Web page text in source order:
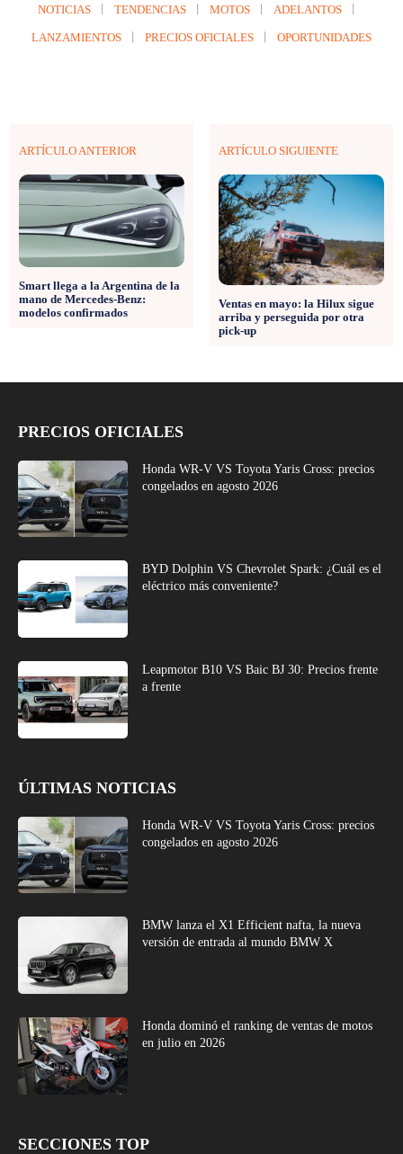
NOTICIAS TENDENCIAS MOTOS ADELANTOS
LANZAMIENTOS PRECIOS OFICIALES OPORTUNIDADES
ARTÍCULO ANTERIOR
Smart llega a la Argentina de la
mano de Mercedes-Benz:
modelos confirmados
ARTÍCULO SIGUIENTE
Ventas en mayo: la Hilux sigue
arriba y perseguida por otra
pick-up
PRECIOS OFICIALES
Honda WR-V VS Toyota Yaris Cross: precios
congelados en agosto 2026
BYD Dolphin VS Chevrolet Spark: ¿Cuál es el
eléctrico más conveniente?
Leapmotor B10 VS Baic BJ 30: Precios frente
a frente
ÚLTIMAS NOTICIAS
Honda WR-V VS Toyota Yaris Cross: precios
congelados en agosto 2026
BMW lanza el X1 Efficient nafta, la nueva
versión de entrada al mundo BMW X
Honda dominó el ranking de ventas de motos
en julio en 2026
SECCIONES TOP